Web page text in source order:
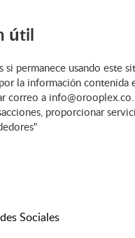
útil
permanece usando este
la información contenida
correo a info@orooplex.co.
proporcionar
Sociales